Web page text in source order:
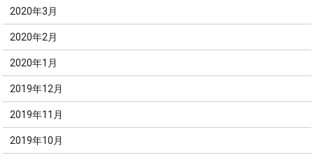
2020年3月
2020年2月
2020年1月
2019年12月
2019年11月
2019年10月